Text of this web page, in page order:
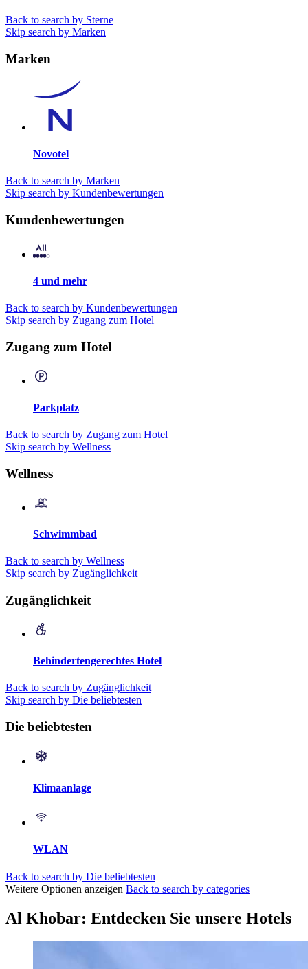
Back to search by Sterne
Skip search by Marken
Marken
Novotel
Back to search by Marken
Skip search by Kundenbewertungen
Kundenbewertungen
4 und mehr
Back to search by Kundenbewertungen
Skip search by Zugang zum Hotel
Zugang zum Hotel
Parkplatz
Back to search by Zugang zum Hotel
Skip search by Wellness
Wellness
Schwimmbad
Back to search by Wellness
Skip search by Zugänglichkeit
Zugänglichkeit
Behindertengerechtes Hotel
Back to search by Zugänglichkeit
Skip search by Die beliebtesten
Die beliebtesten
Klimaanlage
WLAN
Back to search by Die beliebtesten
Weitere Optionen anzeigen Back to search by categories
Al Khobar: Entdecken Sie unsere Hotels